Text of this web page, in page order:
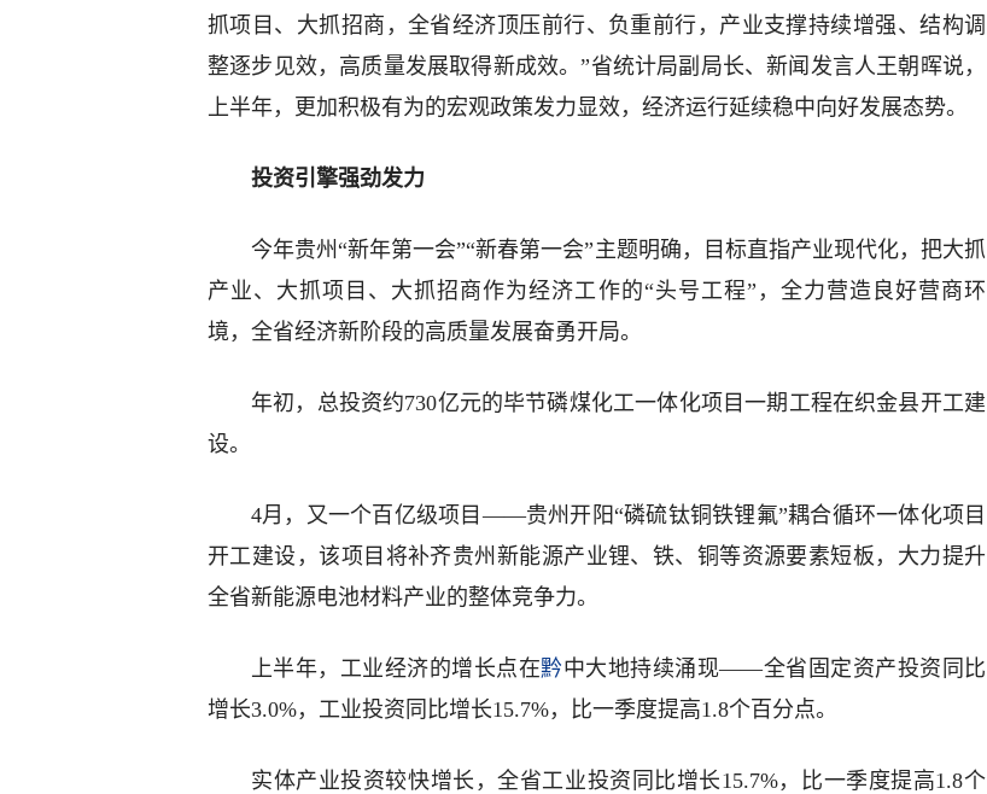
抓项目、大抓招商，全省经济顶压前行、负重前行，产业支撑持续增强、结构调
整逐步见效，高质量发展取得新成效。”省统计局副局长、新闻发言人王朝晖说，
上半年，更加积极有为的宏观政策发力显效，经济运行延续稳中向好发展态势。
投资引擎强劲发力
今年贵州“新年第一会”“新春第一会”主题明确，目标直指产业现代化，把大抓
产业、大抓项目、大抓招商作为经济工作的“头号工程”，全力营造良好营商环
境，全省经济新阶段的高质量发展奋勇开局。
年初，总投资约730亿元的毕节磷煤化工一体化项目一期工程在织金县开工建
设。
4月，又一个百亿级项目——贵州开阳“磷硫钛铜铁锂氟”耦合循环一体化项目
开工建设，该项目将补齐贵州新能源产业锂、铁、铜等资源要素短板，大力提升
全省新能源电池材料产业的整体竞争力。
上半年，工业经济的增长点在黔中大地持续涌现——全省固定资产投资同比
增长3.0%，工业投资同比增长15.7%，比一季度提高1.8个百分点。
实体产业投资较快增长，全省工业投资同比增长15.7%，比一季度提高1.8个